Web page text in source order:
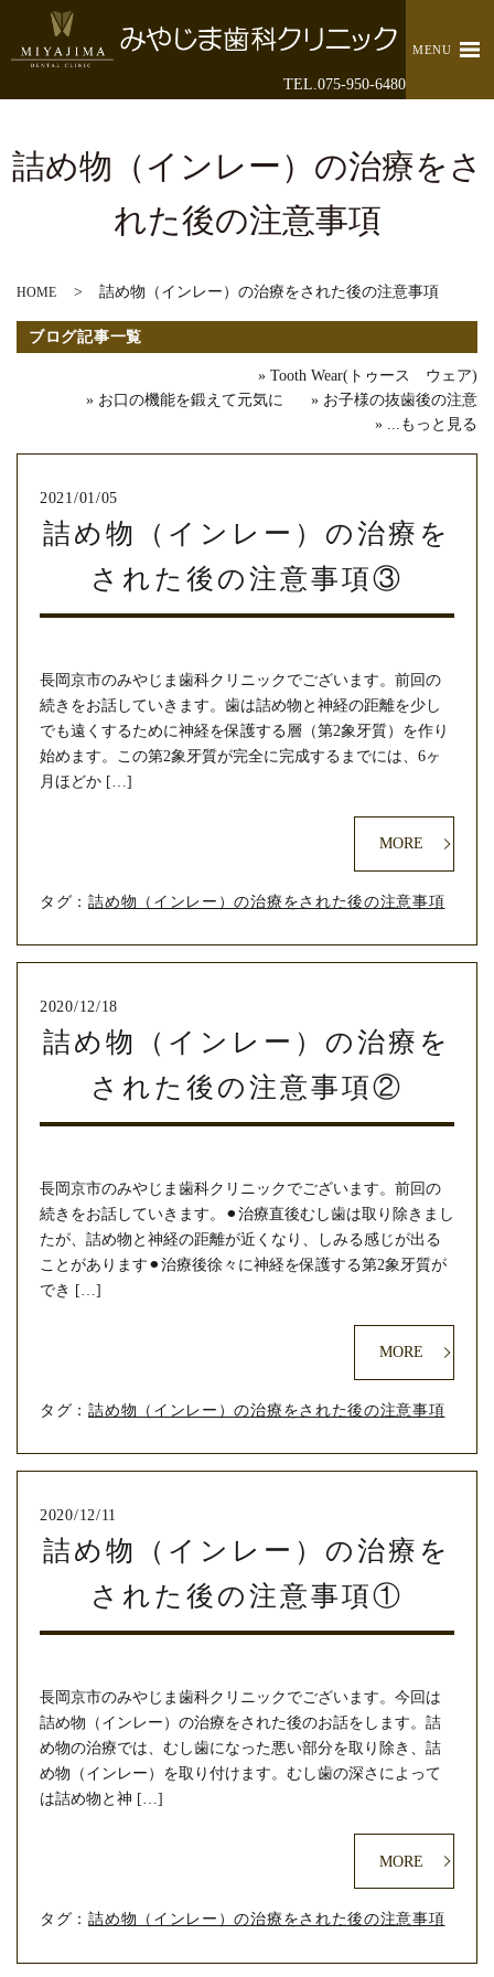
TEL.075-950-6480
MENU
詰め物（インレー）の治療をさ
れた後の注意事項
HOME 詰め物（インレー）の治療をされた後の注意事項
ブログ記事一覧
Tooth Wear(トゥース ウェア)
お口の機能を鍛えて元気に
お子様の抜歯後の注意
...もっと見る
2021/01/05
詰め物（インレー）の治療を
された後の注意事項③
長岡京市のみやじま歯科クリニックでございます。前回の
続きをお話していきます。歯は詰め物と神経の距離を少し
でも遠くするために神経を保護する層（第2象牙質）を作り
始めます。この第2象牙質が完全に完成するまでには、6ヶ
月ほどか […]
MORE
タグ：詰め物（インレー）の治療をされた後の注意事項
2020/12/18
詰め物（インレー）の治療を
された後の注意事項②
長岡京市のみやじま歯科クリニックでございます。前回の
続きをお話していきます。⚫︎治療直後むし歯は取り除きまし
たが、詰め物と神経の距離が近くなり、しみる感じが出る
ことがあります⚫︎治療後徐々に神経を保護する第2象牙質が
でき […]
MORE
タグ：詰め物（インレー）の治療をされた後の注意事項
2020/12/11
詰め物（インレー）の治療を
された後の注意事項①
長岡京市のみやじま歯科クリニックでございます。今回は
詰め物（インレー）の治療をされた後のお話をします。詰
め物の治療では、むし歯になった悪い部分を取り除き、詰
め物（インレー）を取り付けます。むし歯の深さによって
は詰め物と神 […]
MORE
タグ：詰め物（インレー）の治療をされた後の注意事項